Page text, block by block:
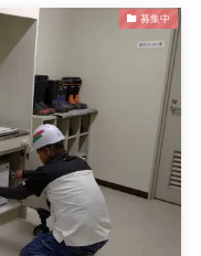
募集中